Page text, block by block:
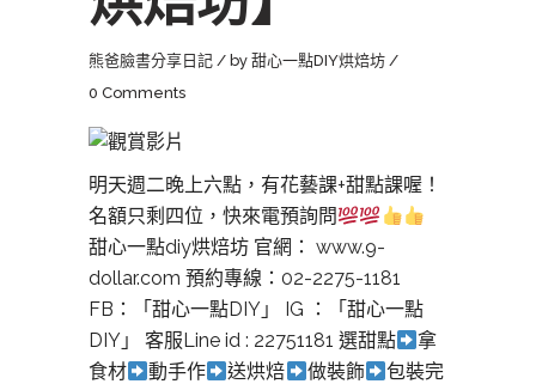
熊爸臉書分享日記 by 甜心一點DIY烘焙坊
0 Comments
明天週二晚上六點，有花藝課+甜點課喔！
名額只剩四位，快來電預詢問
甜心一點diy烘焙坊 官網： www.9-
dollar.com 預約專線：02-2275-1181
FB：「甜心一點DIY」 IG ：「甜心一點
DIY」 客服Line id : 22751181 選甜點
拿
食材
動手作 送烘焙 做裝飾
包裝完